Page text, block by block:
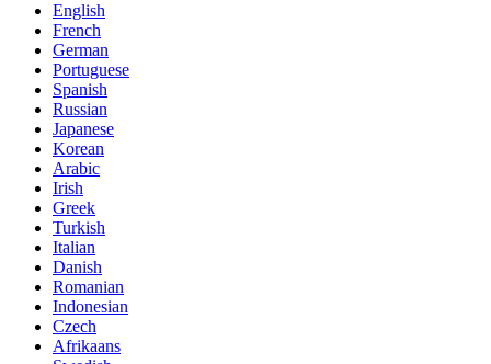
English
French
German
Portuguese
Spanish
Russian
Japanese
Korean
Arabic
Irish
Greek
Turkish
Italian
Danish
Romanian
Indonesian
Czech
Afrikaans